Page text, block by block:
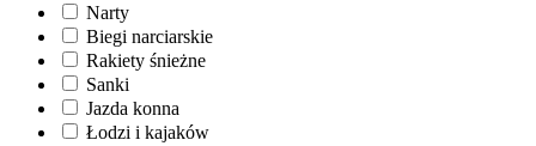
Narty
Biegi narciarskie
Rakiety śnieżne
Sanki
Jazda konna
Łodzi i kajaków